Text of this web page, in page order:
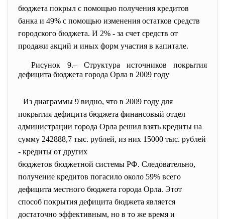
бюджета покрыл с помощью получения кредитов
банка и 49% с помощью изменения остатков средств
городского бюджета. И 2% - за счет средств от
продажи акций и иных форм участия в капитале.
Рисунок 9.– Структура источников покрытия
дефицита бюджета города Орла в 2009 году
Из диаграммы 9 видно, что в 2009 году для
покрытия дефицита бюджета финансовый отдел
администрации города Орла решил взять кредиты на
сумму 242888,7 тыс. рублей, из них 15000 тыс. рублей
- кредиты от других
бюджетов бюджетной системы РФ. Следовательно,
получение кредитов погасило около 59% всего
дефицита местного бюджета города Орла. Этот
способ покрытия дефицита бюджета является
достаточно эффективным, но в то же время и